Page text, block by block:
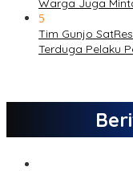
Warga Juga
5
Tim Gunjo
Terduga Pelaku